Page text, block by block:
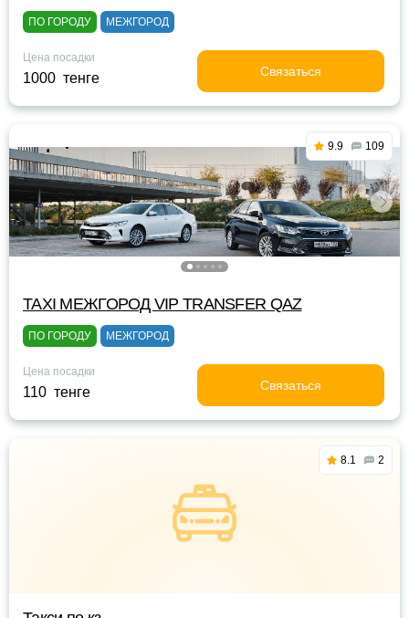
ПО ГОРОДУ МЕЖГОРОД
Цена посадки
1000 тенге Связаться
9.9 109
TAXI МЕЖГОРОД VIP TRANSFER QАZ
ПО ГОРОДУ МЕЖГОРОД
Цена посадки
110 тенге Связаться
8.1 2